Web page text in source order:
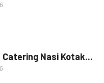
Catering Nasi Kotak...